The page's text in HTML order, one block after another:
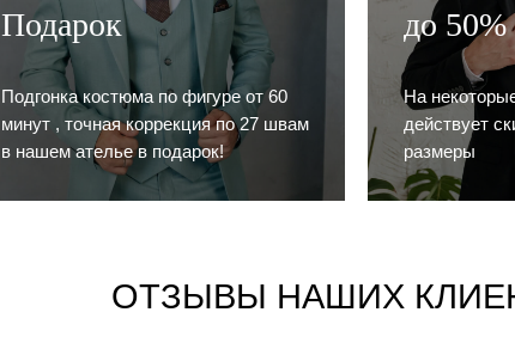
Подарок
Подгонка костюма по фигуре от 60
минут , точная коррекция по 27 швам
в нашем ателье в подарок!
до 50%
На
действует
размеры
ОТЗЫВЫ НАШИХ